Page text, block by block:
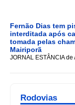
Fernão Dias tem
interditada após
tomada pelas
Mairiporã
JORNAL ESTÂNCIA de
Rodovias